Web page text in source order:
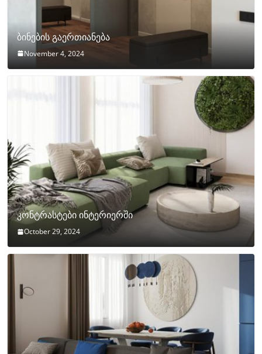
ბინების გაერთიანება
November 4, 2024
კონტრასტები ინტერიერში
October 29, 2024